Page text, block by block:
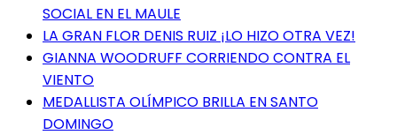
SOCIAL EN EL MAULE
LA GRAN FLOR DENIS RUIZ ¡LO HIZO OTRA VEZ!
GIANNA WOODRUFF CORRIENDO CONTRA EL
VIENTO
MEDALLISTA OLÍMPICO BRILLA EN SANTO
DOMINGO